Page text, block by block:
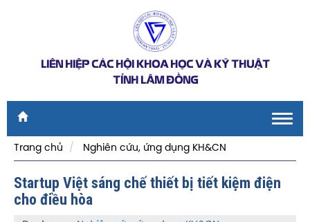
LIÊN HIỆP CÁC HỘI KHOA HỌC VÀ KỸ THUẬT
TỈNH LÂM ĐỒNG
Trang chủ
Nghiên cứu, ứng dụng KH&CN
Startup Việt sáng chế thiết bị tiết kiệm điện
cho điều hòa